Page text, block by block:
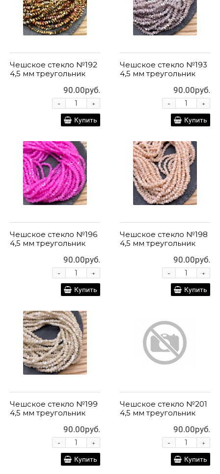
Чешское стекло №192
4,5 мм треугольник
90.00руб.
+
-
Купить
Чешское стекло №193
4,5 мм треугольник
90.00руб.
+
-
Купить
Чешское стекло №196
4,5 мм треугольник
90.00руб.
+
-
Купить
Чешское стекло №198
4,5 мм треугольник
90.00руб.
+
-
Купить
Чешское стекло №199
4,5 мм треугольник
90.00руб.
+
-
Купить
Чешское стекло №201
4,5 мм треугольник
90.00руб.
+
-
Купить